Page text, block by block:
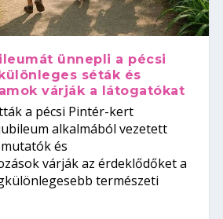
ünnepli a pécsi
séták és
várják a látogatókat
a pécsi Pintér-kert
alkalmából vezetett
és
várják az érdeklődőket a
természeti